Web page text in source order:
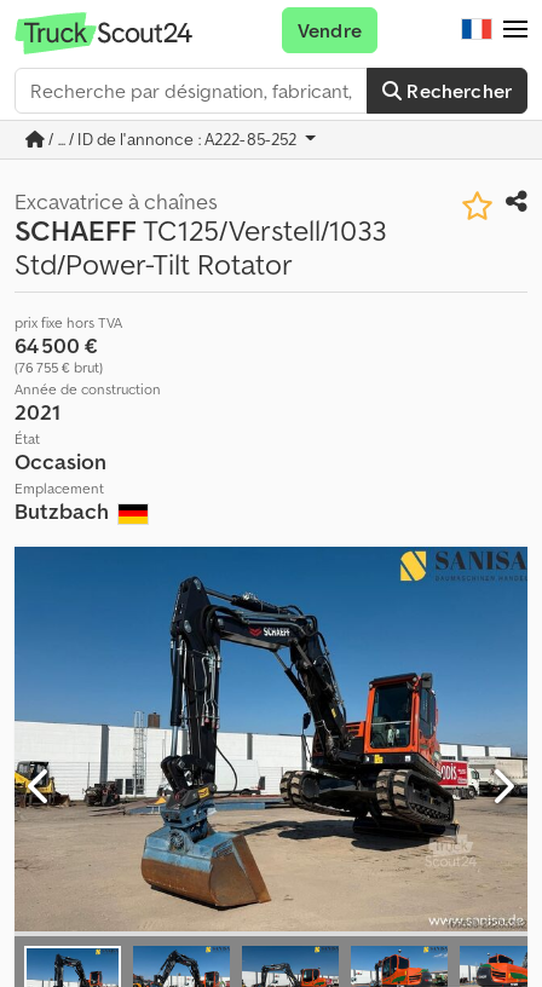
Rechercher
Vendre
/ ... / ID de l'annonce : A222-85-252
Excavatrice à chaînes
SCHAEFFTC125/Verstell/1033
Std/Power-Tilt Rotator
prix fixe hors TVA
64 500 €
(76 755 € brut)
Année de construction
2021
État
Occasion
Emplacement
Butzbach